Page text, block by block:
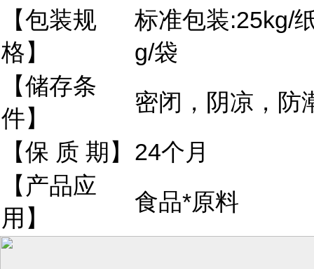
【包装规
格】
标准包装:25kg/
g/袋
【储存条
件】
密闭，阴凉，防
【保 质 期】 24个月
【产品应
用】
食品*原料